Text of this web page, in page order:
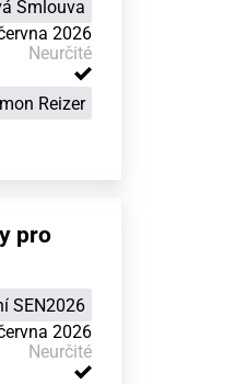
Smlouva
2026
Neurčité
Reizer
pro
SEN2026
2026
Neurčité